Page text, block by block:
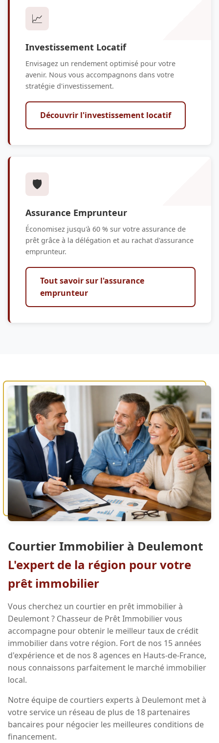
📈
Investissement Locatif
Envisagez un rendement optimisé pour votre
avenir. Nous vous accompagnons dans votre
stratégie d'investissement.
Découvrir l'investissement locatif
🛡️
Assurance Emprunteur
Économisez jusqu'à 60 % sur votre assurance de
prêt grâce à la délégation et au rachat d'assurance
emprunteur.
Tout savoir sur l'assurance
emprunteur
Courtier Immobilier à Deulemont
L'expert de la région pour votre
prêt immobilier
Vous cherchez un courtier en prêt immobilier à
Deulemont ? Chasseur de Prêt Immobilier vous
accompagne pour obtenir le meilleur taux de crédit
immobilier dans votre région. Fort de nos 15 années
d'expérience et de nos 8 agences en Hauts-de-France,
nous connaissons parfaitement le marché immobilier
local.
Notre équipe de courtiers experts à Deulemont met à
votre service un réseau de plus de 18 partenaires
bancaires pour négocier les meilleures conditions de
financement.